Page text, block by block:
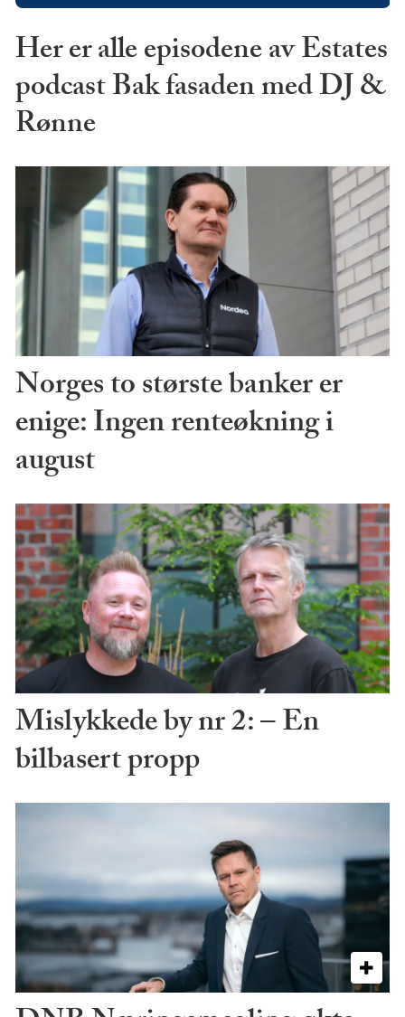
Her er alle episodene av Estates
podcast Bak fasaden med DJ &
Rønne
Norges to største banker er
enige: Ingen renteøkning i
august
Mislykkede by nr 2: – En
bilbasert propp